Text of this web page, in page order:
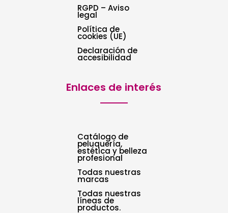
RGPD – Aviso
legal
Política de
cookies (UE)
Declaración de
accesibilidad
Enlaces de interés
Catálogo de
peluquería,
estética y belleza
profesional
Todas nuestras
marcas
Todas nuestras
líneas de
productos.